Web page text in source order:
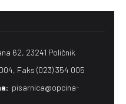
62, 23241 Poličnik
Faks (023) 354 005
pisarnica@opcina-